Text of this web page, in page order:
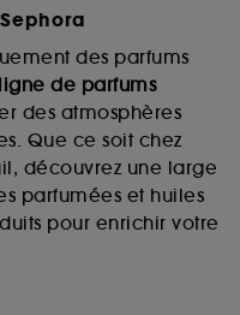
des parfums
ligne de parfums
des atmosphères
Que ce soit chez
découvrez une large
parfumées et huiles
pour enrichir votre